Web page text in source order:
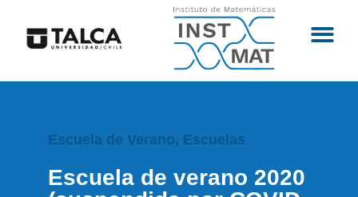
Escuela de Verano, Escuelas
Escuela de verano 2020